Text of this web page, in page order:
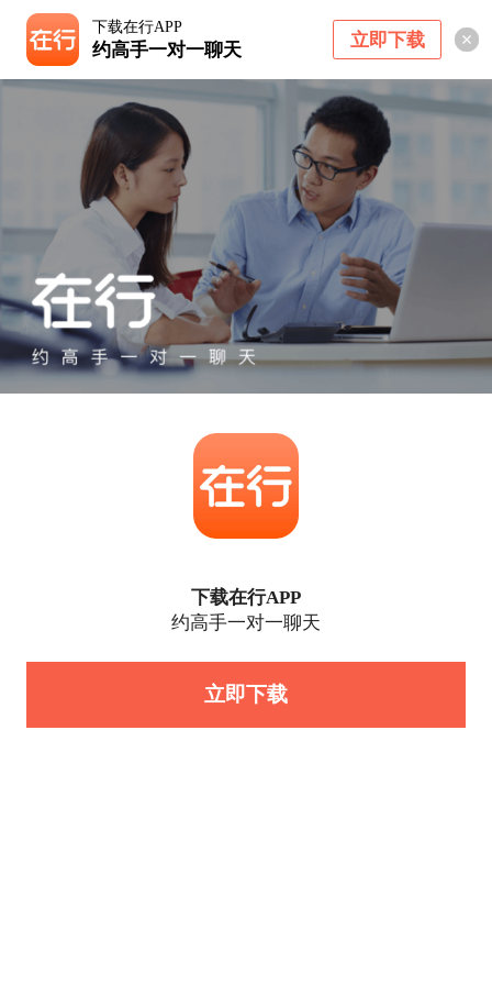
下载在行APP
约高手一对一聊天 立即下载
下载在行APP
约高手一对一聊天
立即下载